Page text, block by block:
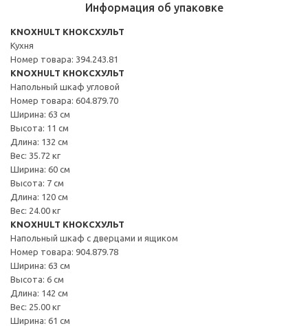
Информация об упаковке
KNOXHULT КНОКСХУЛЬТ
Кухня
Номер товара: 394.243.81
KNOXHULT КНОКСХУЛЬТ
Напольный шкаф угловой
Номер товара: 604.879.70
Ширина: 63 см
Высота: 11 см
Длина: 132 см
Вес: 35.72 кг
Ширина: 60 см
Высота: 7 см
Длина: 120 см
Вес: 24.00 кг
KNOXHULT КНОКСХУЛЬТ
Напольный шкаф с дверцами и ящиком
Номер товара: 904.879.78
Ширина: 63 см
Высота: 6 см
Длина: 142 см
Вес: 25.00 кг
Ширина: 61 см